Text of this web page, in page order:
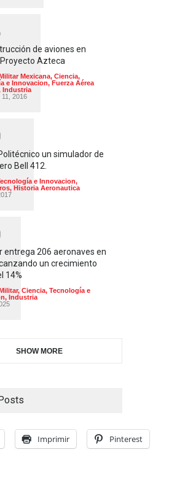
de aviones en
Azteca
Mexicana, Ciencia,
e Innovacion, Fuerza Aérea
Industria
2016
un simulador de
Bell 412.
e Innovacion,
, Historia Aeronautica
entrega 206 aeronaves en
un crecimiento
14%
, Ciencia, Tecnología e
, Industria
SHOW MORE
Imprimir Pinterest